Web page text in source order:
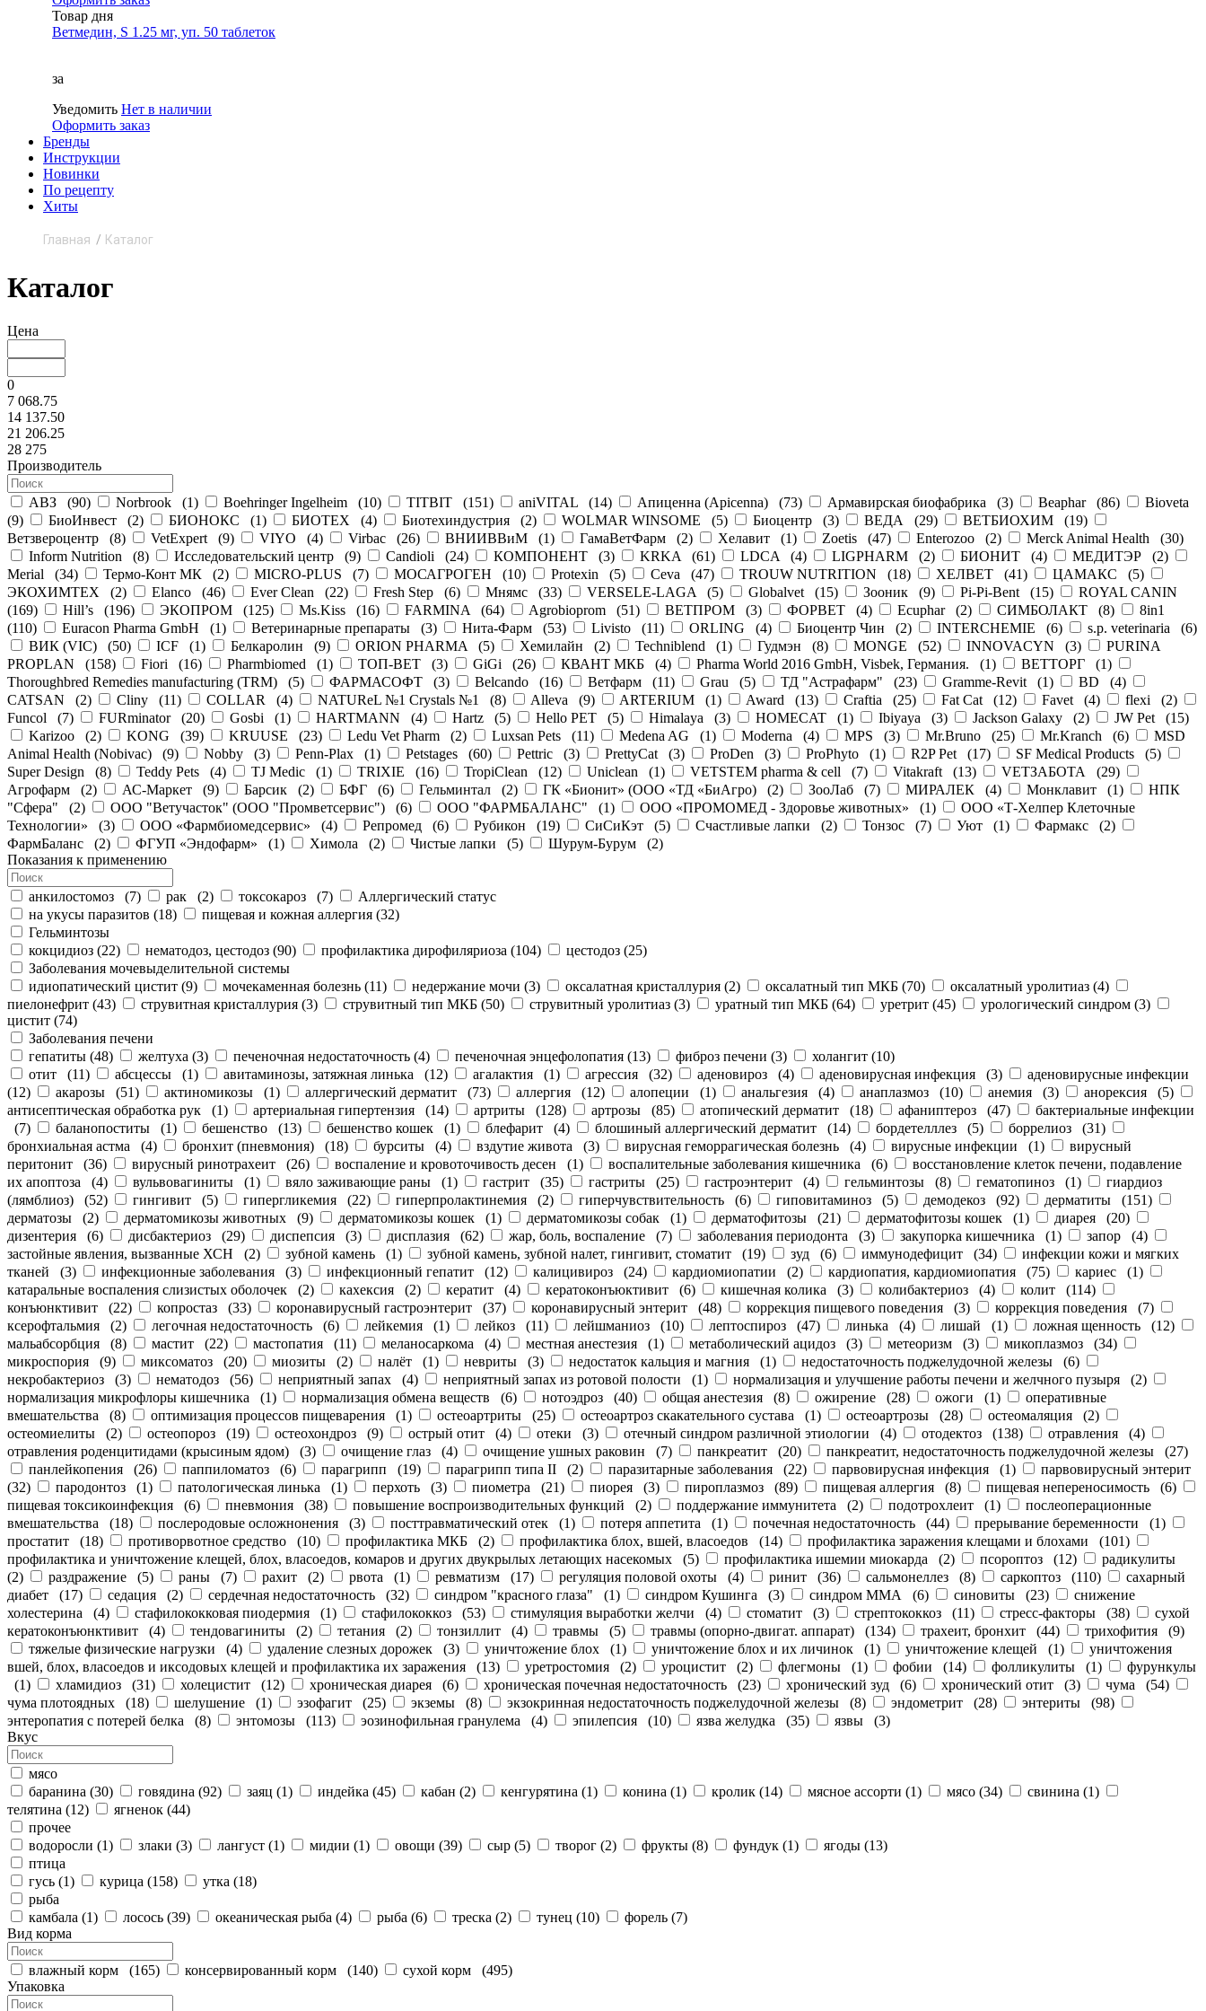
Товар дня
Ветмедин, S 1.25 мг, уп. 50 таблеток
за
Уведомить Нет в наличии
Оформить заказ
Бренды
Инструкции
Новинки
По рецепту
Хиты
Главная Каталог
Каталог
Цена
0
7 068.75
14 137.50
21 206.25
28 275
Производитель
АВЗ (90) Norbrook (1) Boehringer Ingelheim (10) TITBIT (151) aniVITAL (14) Апиценна (Apicenna) (73) Армавирская биофабрика (3) Beaphar(86)
Bioveta
(9) БиоИнвест (2) БИОНОКС (1) БИОТЕХ (4) Биотехиндустрия (2) WOLMAR WINSOME (5) Биоцентр (3) ВЕДА (29) ВЕТБИОХИМ (19)
Ветзвероцентр (8) VetExpert (9) VIYO (4) Virbac (26) ВНИИВВиМ (1) ГамаВетФарм (2) Хелавит (1) Zoetis (47) Enterozoo (2) Merck Animal Health (30)
Inform Nutrition (8) Исследовательский центр (9) Candioli (24) КОМПОНЕНТ (3) KRKA (61) LDCA (4) LIGPHARM (2) БИОНИТ (4) МЕДИТЭР (2)
Merial (34) Термо-Конт МК (2) MICRO-PLUS (7) МОСАГРОГЕН (10) Protexin (5) Ceva (47) TROUW NUTRITION (18) ХЕЛВЕТ (41) ЦАМАКС (5)
ЭКОХИМТЕХ (2) Elanco (46) Ever Clean (22) Fresh Step (6) Мнямс (33) VERSELE-LAGA (5) Globalvet (15) Зооник (9) Pi-Pi-Bent (15)
ROYAL CANIN
(169) Hill’s (196) ЭКОПРОМ (125) Ms.Kiss (16) FARMINA (64) Agrobioprom (51) ВЕТПРОМ (3) ФОРВЕТ (4) Ecuphar(2) СИМБОЛАКТ (8)
8in1
(110) Euracon Pharma GmbH (1) Ветеринарные препараты (3) Нита-Фарм (53) Livisto (11) ORLING (4) Биоцентр Чин (2) INTERCHEMIE (6) s.p. veterinaria (6)
ВИК (VIC) (50) ICF (1) Белкаролин (9) ORION PHARMA (5) Хемилайн (2) Techniblend (1) Гудмэн (8) MONGE (52) INNOVACYN (3)
PURINA
PROPLAN (158) Fiori (16) Pharmbiomed (1) ТОП-ВЕТ (3) GiGi (26) КВАНТ МКБ (4) Pharma World 2016 GmbH, Visbek, Германия. (1) ВЕТТОРГ (1)
Thoroughbred Remedies manufacturing (TRM) (5) ФАРМАСОФТ (3) Belcando (16) Ветфарм (11) Grau (5) ТД "Астрафарм" (23) Gramme-Revit (1) BD (4)
CATSAN (2) Cliny (11) COLLAR (4) NATUReL №1 Crystals №1 (8) Alleva (9) ARTERIUM (1) Award (13) Craftia (25) Fat Cat (12) Favet (4) flexi (2)
Funcol (7) FURminator(20) Gosbi (1) HARTMANN (4) Hartz (5) Hello PET (5) Himalaya (3) HOMECAT (1) Ibiyaya (3) Jackson Galaxy (2) JW Pet (15)
Karizoo (2) KONG (39) KRUUSE (23) Ledu Vet Pharm (2) Luxsan Pets (11) Medena AG (1) Moderna (4) MPS (3) Mr.Bruno (25) Mr.Kranch (6)
MSD
Animal Health (Nobivac) (9) Nobby (3) Penn-Plax (1) Petstages (60) Pettric (3) PrettyCat (3) ProDen (3) ProPhyto (1) R2P Pet (17) SF Medical Products (5)
Super Design (8) Teddy Pets (4) TJ Medic (1) TRIXIE (16) TropiClean (12) Uniclean (1) VETSTEM pharma & cell (7) Vitakraft (13) VЕТЗАБОТА (29)
Агрофарм (2) АС-Маркет (9) Барсик (2) БФГ (6) Гельминтал (2) ГК «Бионит» (ООО «ТД «БиАгро) (2) ЗооЛаб (7) МИРАЛЕК (4) Монклавит (1)
НПК
"Сфера" (2) ООО "Ветучасток" (ООО "Промветсервис") (6) ООО "ФАРМБАЛАНС" (1) ООО «ПРОМОМЕД - Здоровье животных» (1)
ООО «Т-Хелпер Клеточные
Технологии» (3) ООО «Фармбиомедсервис» (4) Репромед (6) Рубикон (19) СиСиКэт (5) Счастливые лапки (2) Тонзос (7) Уют (1) Фармакс (2)
ФармБаланс (2) ФГУП «Эндофарм» (1) Химола (2) Чистые лапки (5) Шурум-Бурум (2)
Показания к применению
анкилостомоз (7) рак (2) токсокароз (7)
Аллергический статус
на укусы паразитов (18) пищевая и кожная аллергия (32)
Гельминтозы
кокцидиоз (22) нематодоз, цестодоз (90) профилактика дирофиляриоза (104) цестодоз (25)
Заболевания мочевыделительной системы
идиопатический цистит (9) мочекаменная болезнь (11) недержание мочи (3) оксалатная кристаллурия (2) оксалатный тип МКБ (70) оксалатный уролитиаз (4)
пиелонефрит (43) струвитная кристаллурия (3) струвитный тип МКБ (50) струвитный уролитиаз (3) уратный тип МКБ (64) уретрит (45) урологический синдром (3)
цистит (74)
Заболевания печени
гепатиты (48) желтуха (3) печеночная недостаточность (4) печеночная энцефолопатия (13) фиброз печени (3) холангит (10)
отит (11) абсцессы (1) авитаминозы, затяжная линька (12) агалактия (1) агрессия (32) аденовироз (4) аденовирусная инфекция (3)
аденовирусные инфекции
(12) акарозы (51) актиномикозы (1) аллергический дерматит (73) аллергия (12) алопеции (1) анальгезия (4) анаплазмоз (10) анемия (3) анорексия (5)
антисептическая обработка рук (1) артериальная гипертензия (14) артриты (128) артрозы (85) атопический дерматит (18) афаниптероз (47)
бактериальные инфекции
(7) баланопоститы (1) бешенство (13) бешенство кошек (1) блефарит (4) блошиный аллергический дерматит (14) бордетелллез (5) боррелиоз (31)
бронхиальная астма (4) бронхит (пневмония) (18) бурситы (4) вздутие живота (3) вирусная геморрагическая болезнь (4) вирусные инфекции (1)
вирусный
перитонит (36) вирусный ринотрахеит (26) воспаление и кровоточивость десен (1) воспалительные заболевания кишечника (6)
восстановление клеток печени, подавление
их апоптоза (4) вульвовагиниты (1) вяло заживающие раны (1) гастрит (35) гастриты (25) гастроэнтерит (4) гельминтозы (8) гематопиноз (1)
гиардиоз
(лямблиоз) (52) гингивит (5) гипергликемия (22) гиперпролактинемия (2) гиперчувствительность (6) гиповитаминоз (5) демодекоз (92) дерматиты (151)
дерматозы (2) дерматомикозы животных (9) дерматомикозы кошек (1) дерматомикозы собак (1) дерматофитозы (21) дерматофитозы кошек (1) диарея (20)
дизентерия (6) дисбактериоз (29) диспепсия (3) дисплазия (62) жар, боль, воспаление (7) заболевания периодонта (3) закупорка кишечника (1) запор (4)
застойные явления, вызванные ХСН (2) зубной камень (1) зубной камень, зубной налет, гингивит, стоматит (19) зуд (6) иммунодефицит (34)
инфекции кожи и мягких
тканей (3) инфекционные заболевания (3) инфекционный гепатит (12) калицивироз (24) кардиомиопатии (2) кардиопатия, кардиомиопатия (75) кариес (1)
катаральные воспаления слизистых оболочек (2) кахексия (2) кератит (4) кератоконъюктивит (6) кишечная колика (3) колибактериоз (4) колит (114)
конъюнктивит (22) копростаз (33) коронавирусный гастроэнтерит (37) коронавирусный энтерит (48) коррекция пищевого поведения (3) коррекция поведения (7)
ксерофтальмия (2) легочная недостаточность (6) лейкемия (1) лейкоз (11) лейшманиоз (10) лептоспироз (47) линька (4) лишай (1) ложная щенность (12)
мальабсорбция (8) мастит (22) мастопатия (11) меланосаркома (4) местная анестезия (1) метаболический ацидоз (3) метеоризм (3) микоплазмоз (34)
микроспория (9) миксоматоз (20) миозиты (2) налёт (1) невриты (3) недостаток кальция и магния (1) недостаточность поджелудочной железы (6)
некробактериоз (3) нематодоз (56) неприятный запах (4) неприятный запах из ротовой полости (1) нормализация и улучшение работы печени и желчного пузыря (2)
нормализация микрофлоры кишечника (1) нормализация обмена веществ (6) нотоэдроз (40) общая анестезия (8) ожирение (28) ожоги (1)
оперативные
вмешательства (8) оптимизация процессов пищеварения (1) остеоартриты (25) остеоартроз скакательного сустава (1) остеоартрозы (28) остеомаляция (2)
остеомиелиты (2) остеопороз (19) остеохондроз (9) острый отит (4) отеки (3) отечный синдром различной этиологии (4) отодектоз (138) отравления (4)
отравления роденцитидами (крысиным ядом) (3) очищение глаз (4) очищение ушных раковин (7) панкреатит (20) панкреатит, недостаточность поджелудочной железы (27)
панлейкопения (26) паппиломатоз (6) парагрипп (19) парагрипп типа II (2) паразитарные заболевания (22) парвовирусная инфекция (1)
парвовирусный энтерит
(32) пародонтоз (1) патологическая линька (1) перхоть (3) пиометра (21) пиорея (3) пироплазмоз (89) пищевая аллергия (8) пищевая непереносимость (6)
пищевая токсикоинфекция (6) пневмония (38) повышение воспроизводительных функций (2) поддержание иммунитета (2) подотрохлеит (1)
послеоперационные
вмешательства (18) послеродовые осложнонения (3) посттравматический отек (1) потеря аппетита (1) почечная недостаточность (44) прерывание беременности (1)
простатит (18) противорвотное средство (10) профилактика МКБ (2) профилактика блох, вшей, власоедов (14) профилактика заражения клещами и блохами (101)
профилактика и уничтожение клещей, блох, власоедов, комаров и других двукрылых летающих насекомых (5) профилактика ишемии миокарда (2) псороптоз (12)
радикулиты
(2) раздражение (5) раны (7) рахит (2) рвота (1) ревматизм (17) регуляция половой охоты (4) ринит (36) сальмонеллез (8) саркоптоз (110)
сахарный
диабет (17) седация (2) сердечная недостаточность (32) синдром "красного глаза" (1) синдром Кушинга (3) синдром ММА (6) синовиты (23)
снижение
холестерина (4) стафилококковая пиодермия (1) стафилококкоз (53) стимуляция выработки желчи (4) стоматит (3) стрептококкоз (11) стресс-факторы (38)
сухой
кератоконъюнктивит (4) тендовагиниты (2) тетания (2) тонзиллит (4) травмы (5) травмы (опорно-двигат. аппарат) (134) трахеит, бронхит (44) трихофития (9)
тяжелые физические нагрузки (4) удаление слезных дорожек (3) уничтожение блох (1) уничтожение блох и их личинок (1) уничтожение клещей (1)
уничтожения
вшей, блох, власоедов и иксодовых клещей и профилактика их заражения (13) уретростомия (2) уроцистит (2) флегмоны (1) фобии (14) фолликулиты (1)
фурункулы
(1) хламидиоз (31) холецистит (12) хроническая диарея (6) хроническая почечная недостаточность (23) хронический зуд (6) хронический отит (3) чума (54)
чума плотоядных (18) шелушение (1) эзофагит (25) экземы (8) экзокринная недостаточность поджелудочной железы (8) эндометрит (28) энтериты (98)
энтеропатия с потерей белка (8) энтомозы (113) эозинофильная гранулема (4) эпилепсия (10) язва желудка (35) язвы (3)
Вкус
мясо
баранина (30) говядина (92) заяц (1) индейка (45) кабан (2) кенгурятина (1) конина (1) кролик (14) мясное ассорти (1) мясо (34) свинина (1)
телятина (12) ягненок (44)
прочее
водоросли (1) злаки (3) лангуст (1) мидии (1) овощи (39) сыр (5) творог (2) фрукты (8) фундук (1) ягоды (13)
птица
гусь (1) курица (158) утка (18)
рыба
камбала (1) лосось (39) океаническая рыба (4) рыба (6) треска (2) тунец (10) форель (7)
Вид корма
влажный корм (165) консервированный корм (140) сухой корм (495)
Упаковка